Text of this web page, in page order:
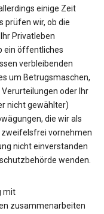
einige Zeit
prüfen wir, ob die
Privatleben
ein öffentliches
verbleibenden
um Betrugsmaschen,
oder Ihr
nicht gewählter)
die wir als
zweifelsfrei vornehmen
nicht einverstanden
wenden.
mit
zusammenarbeiten